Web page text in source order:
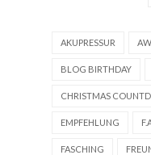
AKUPRESSUR
BLOG BIRTHDAY
CHRISTMAS
EMPFEHLUNG
FASCHING